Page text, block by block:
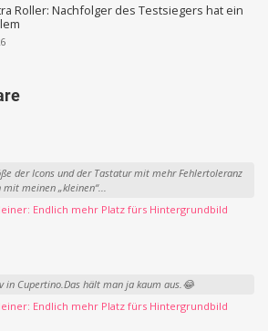
Roller: Nachfolger des Testsiegers hat ein
der Icons und der Tastatur mit mehr Fehlertoleranz
meinen „kleinen“...
Endlich mehr Platz fürs Hintergrundbild
in Cupertino.Das hält man ja kaum aus.😂
Endlich mehr Platz fürs Hintergrundbild